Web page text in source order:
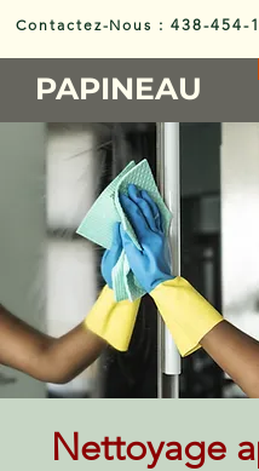
Contactez-Nous :438-454-
PAPINEAU
Nettoyage